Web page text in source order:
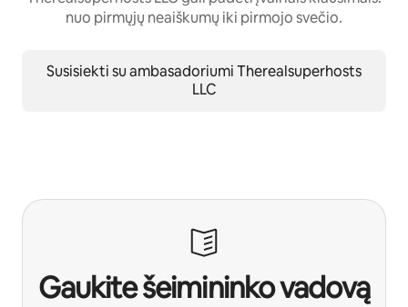
nuo pirmųjų neaiškumų iki pirmojo svečio.
Susisiekti su ambasadoriumi Therealsuperhosts
LLC
Gaukite šeimininko vadovą